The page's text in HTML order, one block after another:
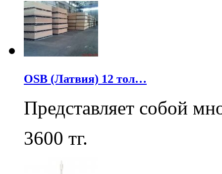
OSB (Латвия) 12 тол…
Представляет собой
3600 тг.